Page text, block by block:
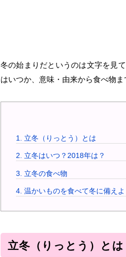
冬の始まりだというのは文字を見
はいつか、意味・由来から食べ物ま
1. 立冬（りっとう）とは
2. 立冬はいつ？2018年は？
3. 立冬の食べ物
4. 温かいものを食べて冬に備えよ
立冬（りっとう）とは